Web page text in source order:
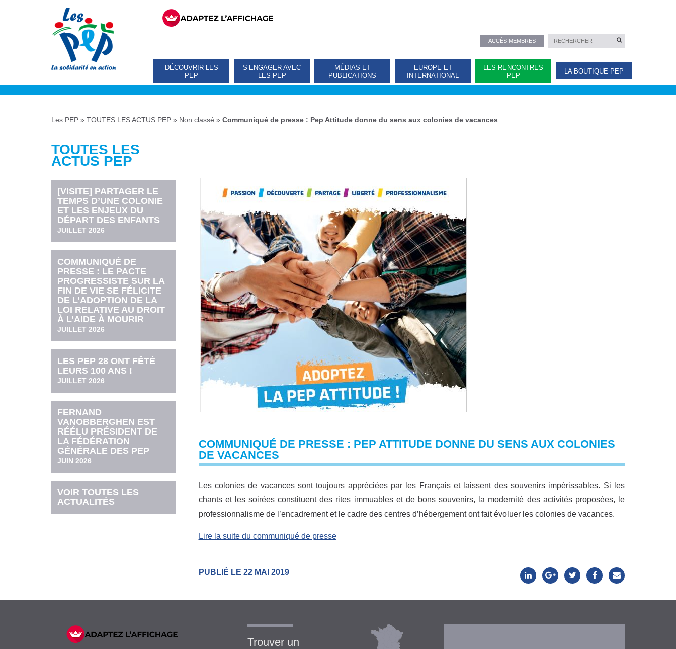
ACCÈS MEMBRES
DÉCOUVRIR LES
PEP
S’ENGAGER AVEC
LES PEP
MÉDIAS ET
PUBLICATIONS
EUROPE ET
INTERNATIONAL
LES RENCONTRES
PEP
LA BOUTIQUE PEP
Les PEP » TOUTES LES ACTUS PEP » Non classé » Communiqué de presse : Pep Attitude donne du sens aux colonies de vacances
TOUTES LES
ACTUS PEP
[VISITE] PARTAGER LE
TEMPS D’UNE COLONIE
ET LES ENJEUX DU
DÉPART DES ENFANTS
JUILLET 2026
COMMUNIQUÉ DE
PRESSE : LE PACTE
PROGRESSISTE SUR LA
FIN DE VIE SE FÉLICITE
DE L’ADOPTION DE LA
LOI RELATIVE AU DROIT
À L’AIDE À MOURIR
JUILLET 2026
LES PEP 28 ONT FÊTÉ
LEURS 100 ANS !
JUILLET 2026
FERNAND
VANOBBERGHEN EST
RÉÉLU PRÉSIDENT DE
LA FÉDÉRATION
GÉNÉRALE DES PEP
JUIN 2026
VOIR TOUTES LES
ACTUALITÉS
COMMUNIQUÉ DE PRESSE : PEP ATTITUDE DONNE DU SENS AUX COLONIES
DE VACANCES
Les colonies de vacances sont toujours appréciées par les Français et laissent des souvenirs impérissables. Si les
chants et les soirées constituent des rites immuables et de bons souvenirs, la modernité des activités proposées, le
professionnalisme de l’encadrement et le cadre des centres d’hébergement ont fait évoluer les colonies de vacances.
Lire la suite du communiqué de presse
PUBLIÉ LE 22 MAI 2019
Trouver un